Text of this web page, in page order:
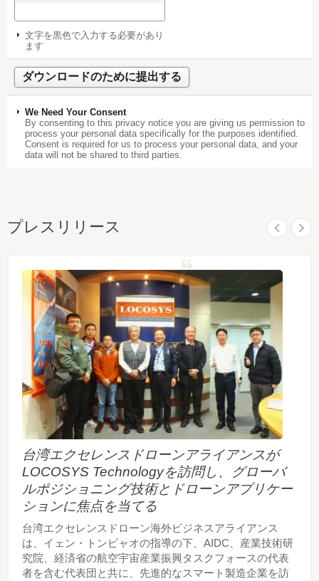
文字を黒色で入力する必要があり
ます
We Need Your Consent
By consenting to this privacy notice you are giving us permission to
process your personal data specifically for the purposes identified.
Consent is required for us to process your personal data, and your
data will not be shared to third parties.
プレスリリース
台湾エクセレンスドローンアライアンスが
LOCOSYS Technologyを訪問し、グローバ
ルポジショニング技術とドローンアプリケー
ションに焦点を当てる
台湾エクセレンスドローン海外ビジネスアライアンス
は、イェン・トンピャオの指導の下、AIDC、産業技術研
究院、経済省の航空宇宙産業振興タスクフォースの代表
者を含む代表団と共に、先進的なスマート製造企業を訪